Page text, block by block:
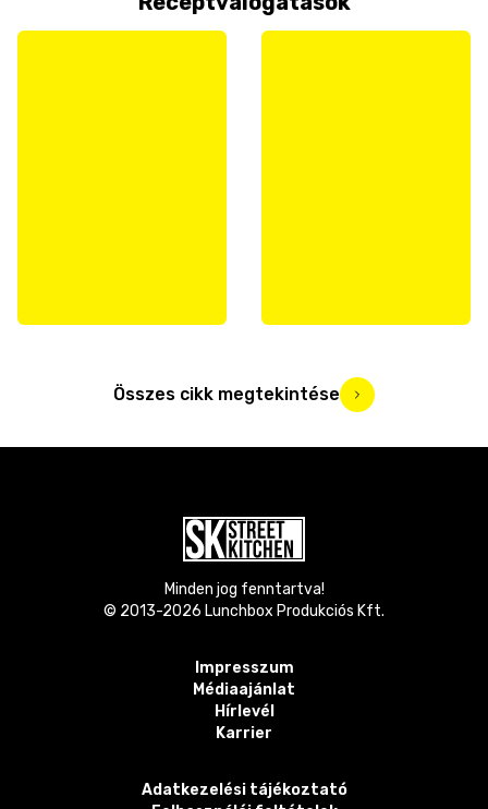
Összes cikk megtekintése
Minden jog fenntartva!
© 2013-2026 Lunchbox Produkciós Kft.
Impresszum
Médiaajánlat
Hírlevél
Karrier
Adatkezelési tájékoztató